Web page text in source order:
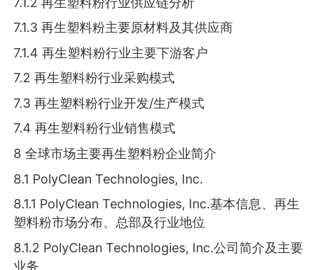
7.1.3 再生塑料粉主要原材料及其供应商
7.1.4 再生塑料粉行业主要下游客户
7.2 再生塑料粉行业采购模式
7.3 再生塑料粉行业开发/生产模式
7.4 再生塑料粉行业销售模式
8 全球市场主要再生塑料粉企业简介
8.1 PolyClean Technologies, Inc.
8.1.1 PolyClean Technologies, Inc.基本信息、再生
塑料粉市场分布、总部及行业地位
8.1.2 PolyClean Technologies, Inc.公司简介及主要
业务